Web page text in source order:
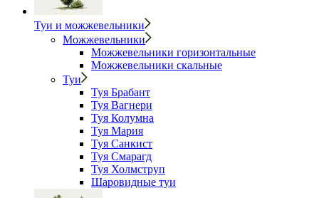
Туи и можжевельники
Можжевельники
Можжевельники горизонтальные
Можжевельники скальные
Туи
Туя Брабант
Туя Вагнери
Туя Колумна
Туя Мария
Туя Санкист
Туя Смарагд
Туя Холмструп
Шаровидные туи